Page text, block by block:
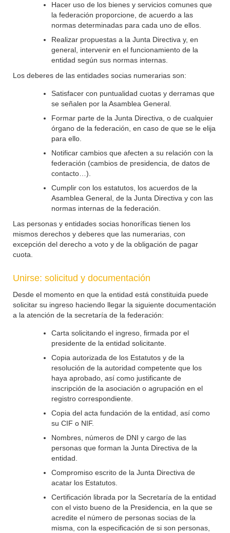
Hacer uso de los bienes y servicios comunes que
la federación proporcione, de acuerdo a las
normas determinadas para cada uno de ellos.
Realizar propuestas a la Junta Directiva y, en
general, intervenir en el funcionamiento de la
entidad según sus normas internas.
Los deberes de las entidades socias numerarias son:
Satisfacer con puntualidad cuotas y derramas que
se señalen por la Asamblea General.
Formar parte de la Junta Directiva, o de cualquier
órgano de la federación, en caso de que se le elija
para ello.
Notificar cambios que afecten a su relación con la
federación (cambios de presidencia, de datos de
contacto…).
Cumplir con los estatutos, los acuerdos de la
Asamblea General, de la Junta Directiva y con las
normas internas de la federación.
Las personas y entidades socias honoríficas tienen los
mismos derechos y deberes que las numerarias, con
excepción del derecho a voto y de la obligación de pagar
cuota.
Unirse: solicitud y documentación
Desde el momento en que la entidad está constituida puede
solicitar su ingreso haciendo llegar la siguiente documentación
a la atención de la secretaría de la federación:
Carta solicitando el ingreso, firmada por el
presidente de la entidad solicitante.
Copia autorizada de los Estatutos y de la
resolución de la autoridad competente que los
haya aprobado, así como justificante de
inscripción de la asociación o agrupación en el
registro correspondiente.
Copia del acta fundación de la entidad, así como
su CIF o NIF.
Nombres, números de DNI y cargo de las
personas que forman la Junta Directiva de la
entidad.
Compromiso escrito de la Junta Directiva de
acatar los Estatutos.
Certificación librada por la Secretaría de la entidad
con el visto bueno de la Presidencia, en la que se
acredite el número de personas socias de la
misma, con la especificación de si son personas,